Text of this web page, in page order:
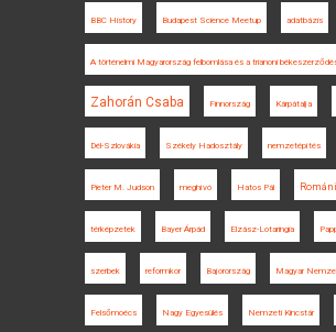
BBC History Budapest Science Meetup adatbázis
A történelmi Magyarország felbomlása és a trianoni
Zahorán Csaba Finnország Kárpátalja
Dél-Szlovákia Székely Hadosztály nemzetépítés
Pieter M. Judson meghívó Hatos Pál
térképzetek Bayer Árpád Elzász-Lotaringia
szerbek reformkor Bajorország Magyar
Felsőmoécs Nagy Egyesülés Nemzeti Kincstár